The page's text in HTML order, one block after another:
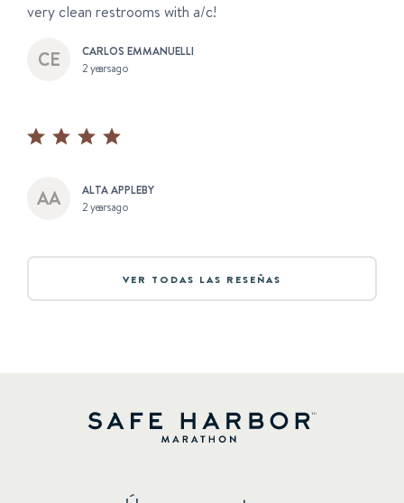
very clean restrooms with a/c!
CARLOS EMMANUELLI
2 years ago
ALTA APPLEBY
2 years ago
VER TODAS LAS RESEÑAS